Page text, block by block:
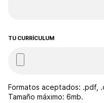
TU CURRÍCULUM
Formatos aceptados: .pdf,
Tamaño máximo: 6mb.